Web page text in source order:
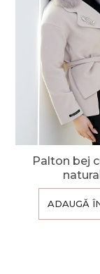
Palton bej
ADAUGĂ